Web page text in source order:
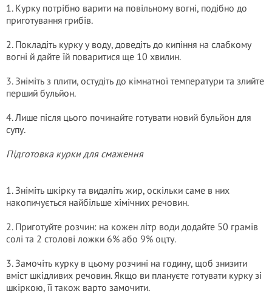
1. Курку потрібно варити на повільному вогні, подібно до
приготування грибів.
2. Покладіть курку у воду, доведіть до кипіння на слабкому
вогні й дайте їй поваритися ще 10 хвилин.
3. Зніміть з плити, остудіть до кімнатної температури та злийте
перший бульйон.
4. Лише після цього починайте готувати новий бульйон для
супу.
Підготовка курки для смаження
1. Зніміть шкірку та видаліть жир, оскільки саме в них
накопичується найбільше хімічних речовин.
2. Приготуйте розчин: на кожен літр води додайте 50 грамів
солі та 2 столові ложки 6% або 9% оцту.
3. Замочіть курку в цьому розчині на годину, щоб знизити
вміст шкідливих речовин. Якщо ви плануєте готувати курку зі
шкіркою, її також варто замочити.